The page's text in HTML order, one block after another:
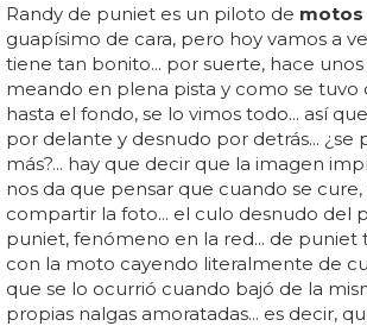
Randy de puniet es un piloto de motos
guapísimo de cara, pero hoy vamos a
tiene tan bonito... por suerte, hace
meando en plena pista y como se tuvo
hasta el fondo, se lo vimos todo... así
por delante y desnudo por detrás... ¿se
más?... hay que decir que la imagen
nos da que pensar que cuando se
compartir la foto... el culo desnudo del
puniet, fenómeno en la red... de puniet
con la moto cayendo literalmente de
que se lo ocurrió cuando bajó de la
propias nalgas amoratadas... es decir,